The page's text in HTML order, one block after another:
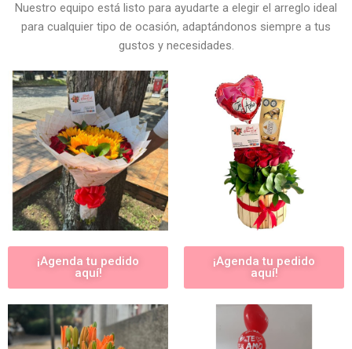
Nuestro equipo está listo para ayudarte a elegir el arreglo ideal
para cualquier tipo de ocasión, adaptándonos siempre a tus
gustos y necesidades.
¡Agenda tu pedido
aquí!
¡Agenda tu pedido
aquí!